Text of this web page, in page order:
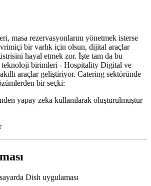
masa rezervasyonlarını yönetmek isterse
bir varlık için olsun, dijital araçlar
hayal etmek zor. İşte tam da bu
birimleri - Hospitality Digital ve
araçlar geliştiriyor. Catering sektöründe
bir seçki:
yapay zeka kullanılarak oluşturulmuştur